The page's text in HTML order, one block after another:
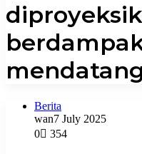
mendatang
Berita
wan7 July 2025
0
354